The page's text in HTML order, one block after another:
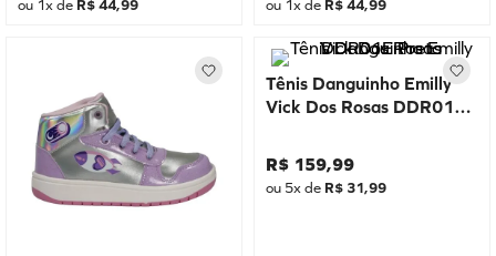
ou 1x de R$44,99 ou 1x de R$44,99
Tênis Danguinho Emilly
Vick Dos Rosas DDR01E
R$ 159,99
ou 5x de R$ 31,99